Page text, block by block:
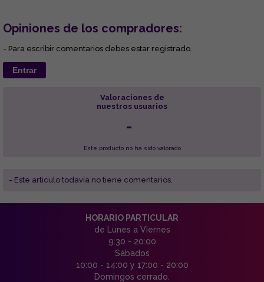
Opiniones de los compradores:
- Para escribir comentarios debes estar registrado.
Entrar
Valoraciones de
nuestros usuarios
-
Este producto no ha sido valorado
- Este articulo todavía no tiene comentarios.
HORARIO PARTICULAR
de Lunes a Viernes
9:30 - 20:00
Sábados
10:00 - 14:00 y 17:00 - 20:00
Domingos cerrado.